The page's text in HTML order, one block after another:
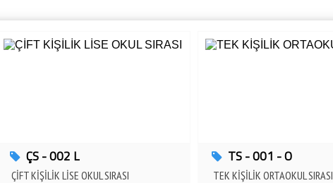
ÇS - 002 L
ÇİFT KİŞİLİK LİSE OKUL SIRASI
TS - 001 - O
TEK KİŞİLİK ORTAOKUL SIRASI